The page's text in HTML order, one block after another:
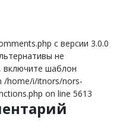
с версии 3.0.0
не
включите шаблон
/home/i/itnors/nors-
on line 5613